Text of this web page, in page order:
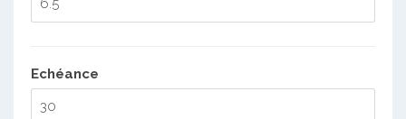
Echéance